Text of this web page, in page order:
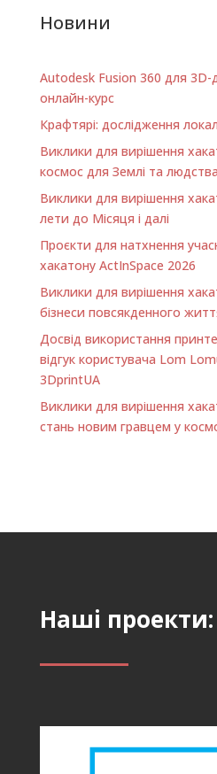
Новини
Autodesk Fusion 360 для 3D-
онлайн-курс
Крафтярі: дослідження
Виклики для вирішення
космос для Землі та людства
Виклики для вирішення
лети до Місяця і далі
Проєкти для натхнення
хакатону ActInSpace 2026
Виклики для вирішення
бізнеси повсякденного
Досвід використання
відгук користувача Lom
3DprintUA
Виклики для вирішення
стань новим гравцем у
Наші проекти: